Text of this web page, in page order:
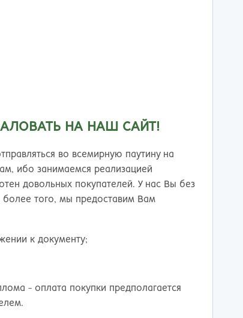
НА НАШ САЙТ!
во всемирную паутину на
ибо занимаемся реализацией
довольных покупателей. У нас Вы без
более того, мы предоставим Вам
к документу;
- оплата покупки предполагается